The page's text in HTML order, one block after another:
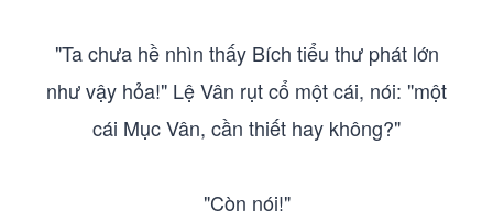
"Ta chưa hề nhìn thấy Bích tiểu thư phát lớn
như vậy hỏa!" Lệ Vân rụt cổ một cái, nói: "một
cái Mục Vân, cần thiết hay không?"
"Còn nói!"